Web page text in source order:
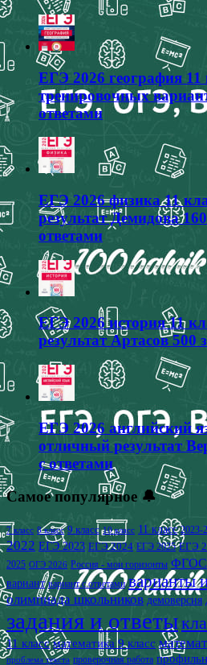
ЕГЭ 2026 география 11
тренировочных
ответами
ЕГЭ 2026 физика 11
результат Демидова
ответами
ЕГЭ 2026 история 11
результат Артасов 500
ЕГЭ 2026 английский
отличный результат
с ответами
Самое популярное 🔔
7 класс 8 класс 9 класс 10 класс 11 класс 2023-
2022 ЕГЭ 2023 ЕГЭ 2024 ЕГЭ 2025 ЕГЭ
2025 ОГЭ 2026 Россия - мои горизонты ФГОС
вариант вариант с ответами варианты
олимпиада школьников демоверсия
задания и ответы
11 класс математика 9 класс
проблема текста проверочная работа